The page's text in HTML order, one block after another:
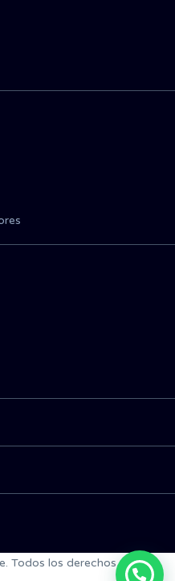
Todos los derechos